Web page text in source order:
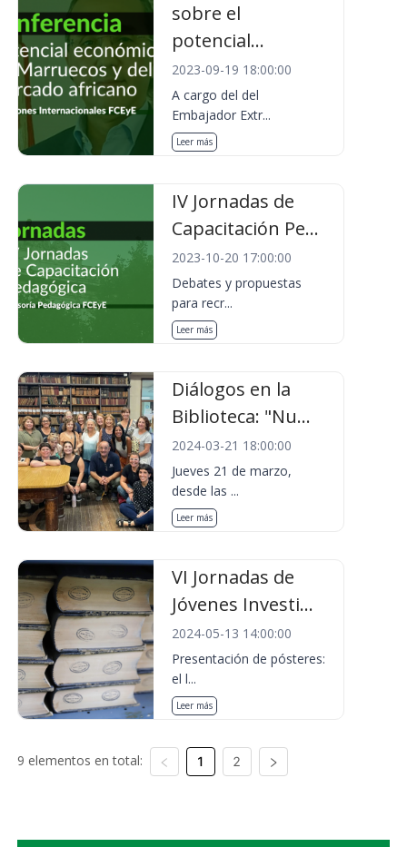
sobre el
potencial...
2023-09-19 18:00:00
A cargo del del
Embajador Extr...
Leer más
IV Jornadas de
Capacitación Pe...
2023-10-20 17:00:00
Debates y propuestas
para recr...
Leer más
Diálogos en la
Biblioteca: "Nu...
2024-03-21 18:00:00
Jueves 21 de marzo,
desde las ...
Leer más
VI Jornadas de
Jóvenes Investi...
2024-05-13 14:00:00
Presentación de pósteres:
el l...
Leer más
9 elementos en total: 1 2